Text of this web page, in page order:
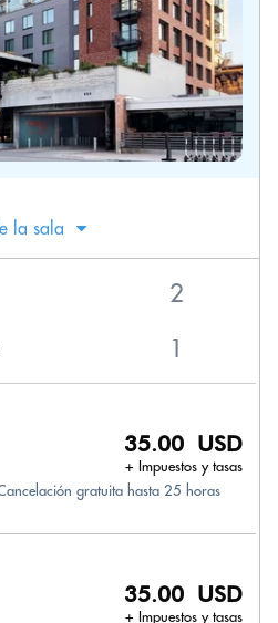
la sala
35.00 USD
+ Impuestos y tasas
gratuita hasta 25 horas
35.00 USD
+ Impuestos y tasas